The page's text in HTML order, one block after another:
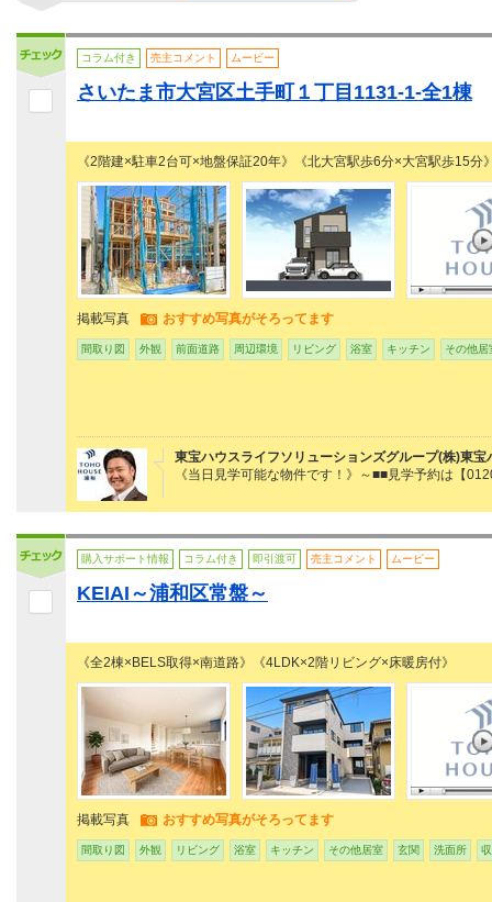
コラム付き 売主コメント ムービー
さいたま市大宮区土手町１丁目1131-1-全1棟
《2階建×駐車2台可×地盤保証20年》《北大宮駅歩6分×大宮駅歩15分
掲載写真 おすすめ写真がそろってます
間取り図 外観 前面道路 周辺環境 リビング 浴室 キッチン その他居
東宝ハウスライフソリューションズグループ(株)東宝
《当日見学可能な物件です！》～■■見学予約は【
購入サポート情報 コラム付き 即引渡可 売主コメント ムービー
KEIAI～浦和区常盤～
《全2棟×BELS取得×南道路》《4LDK×2階リビング×床暖房付》
掲載写真 おすすめ写真がそろってます
間取り図 外観 リビング 浴室 キッチン その他居室 玄関 洗面所